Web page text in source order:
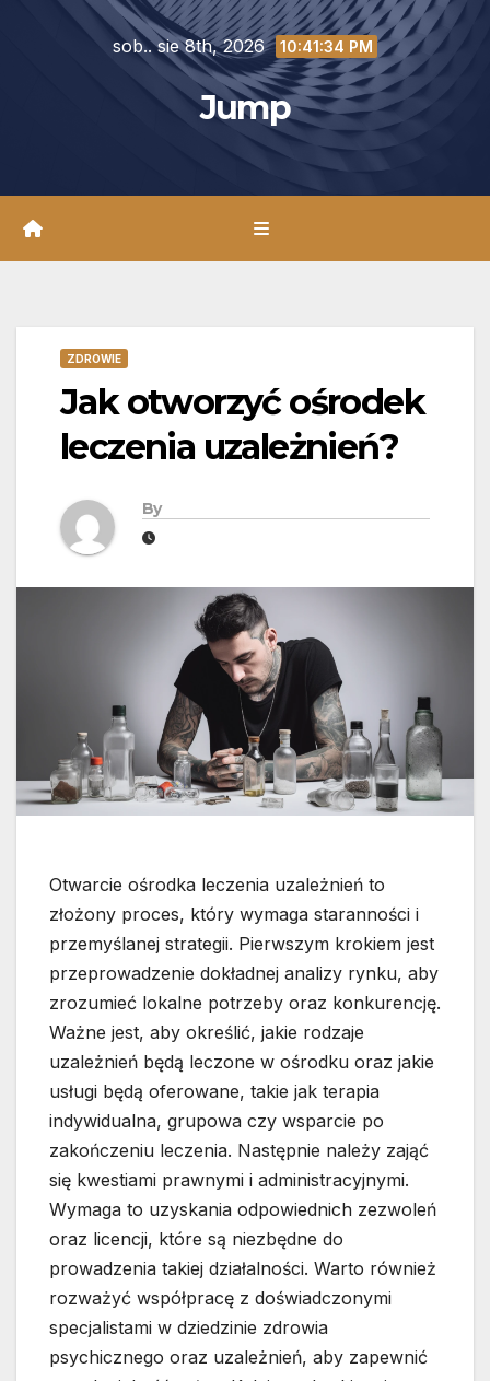
sob.. sie 8th, 2026 10:41:35 PM
Jump
ZDROWIE
Jak otworzyć ośrodek
leczenia uzależnień?
By
Otwarcie ośrodka leczenia uzależnień to
złożony proces, który wymaga staranności i
przemyślanej strategii. Pierwszym krokiem jest
przeprowadzenie dokładnej analizy rynku, aby
zrozumieć lokalne potrzeby oraz konkurencję.
Ważne jest, aby określić, jakie rodzaje
uzależnień będą leczone w ośrodku oraz jakie
usługi będą oferowane, takie jak terapia
indywidualna, grupowa czy wsparcie po
zakończeniu leczenia. Następnie należy zająć
się kwestiami prawnymi i administracyjnymi.
Wymaga to uzyskania odpowiednich zezwoleń
oraz licencji, które są niezbędne do
prowadzenia takiej działalności. Warto również
rozważyć współpracę z doświadczonymi
specjalistami w dziedzinie zdrowia
psychicznego oraz uzależnień, aby zapewnić